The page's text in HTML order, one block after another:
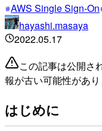
AWS Single Sign-On
hayashi.masaya
2022.05.17
この記事は公開さ
報が古い可能性があり
はじめに